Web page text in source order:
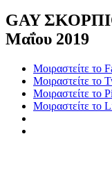
GAY
Μαΐου 2019
Μοιραστείτε το
Μοιραστείτε το
Μοιραστείτε το
Μοιραστείτε το